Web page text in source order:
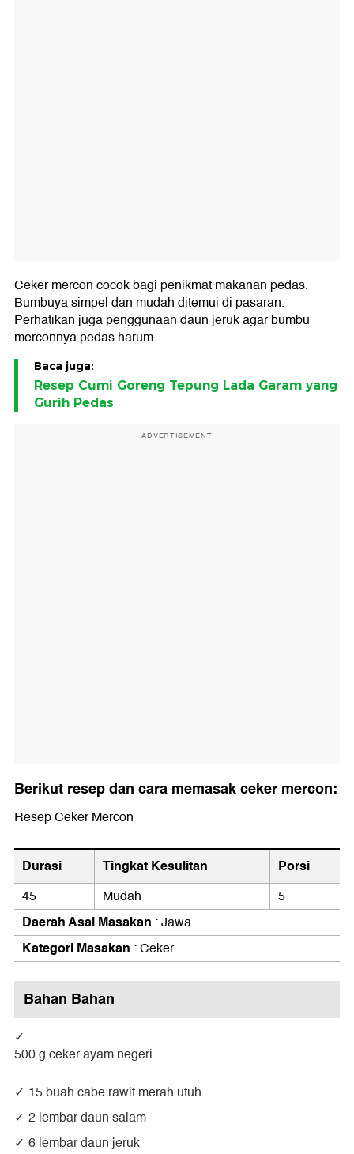
Ceker mercon cocok bagi penikmat makanan pedas.
Bumbuya simpel dan mudah ditemui di pasaran.
Perhatikan juga penggunaan daun jeruk agar bumbu
merconnya pedas harum.
Baca juga:
Resep Cumi Goreng Tepung Lada Garam yang
Gurih Pedas
ADVERTISEMENT
Berikut resep dan cara memasak ceker mercon:
Resep Ceker Mercon
Durasi Tingkat Kesulitan Porsi
45 Mudah 5
Daerah Asal Masakan : Jawa
Kategori Masakan : Ceker
Bahan Bahan
500 g ceker ayam negeri
15 buah cabe rawit merah utuh
2 lembar daun salam
6 lembar daun jeruk